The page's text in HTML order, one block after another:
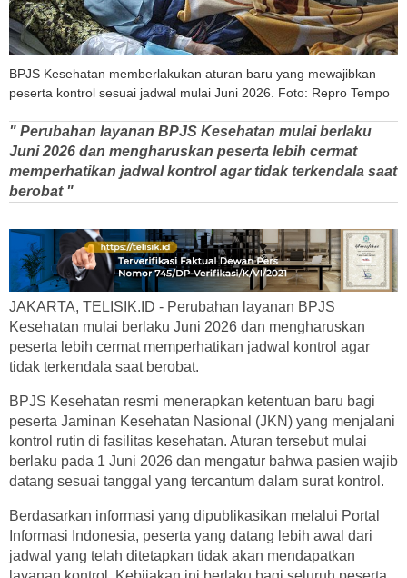
BPJS Kesehatan memberlakukan aturan baru yang mewajibkan
peserta kontrol sesuai jadwal mulai Juni 2026. Foto: Repro Tempo
" Perubahan layanan BPJS Kesehatan mulai berlaku
Juni 2026 dan mengharuskan peserta lebih cermat
memperhatikan jadwal kontrol agar tidak terkendala saat
berobat "
JAKARTA, TELISIK.ID - Perubahan layanan BPJS
Kesehatan mulai berlaku Juni 2026 dan mengharuskan
peserta lebih cermat memperhatikan jadwal kontrol agar
tidak terkendala saat berobat.
BPJS Kesehatan resmi menerapkan ketentuan baru bagi
peserta Jaminan Kesehatan Nasional (JKN) yang menjalani
kontrol rutin di fasilitas kesehatan. Aturan tersebut mulai
berlaku pada 1 Juni 2026 dan mengatur bahwa pasien wajib
datang sesuai tanggal yang tercantum dalam surat kontrol.
Berdasarkan informasi yang dipublikasikan melalui Portal
Informasi Indonesia, peserta yang datang lebih awal dari
jadwal yang telah ditetapkan tidak akan mendapatkan